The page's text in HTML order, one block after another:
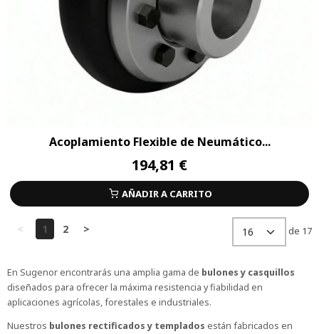
Acoplamiento Flexible de Neumático...
194,81 €
AÑADIR A CARRITO
< 1 2 > de 17
En Sugenor encontrarás una amplia gama de bulones y casquillos
diseñados para ofrecer la máxima resistencia y fiabilidad en
aplicaciones agrícolas, forestales e industriales.
Nuestros bulones rectificados y templados están fabricados en